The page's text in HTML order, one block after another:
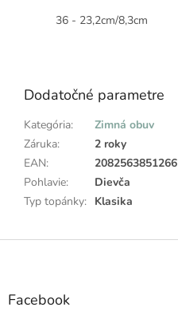
36 - 23,2cm/8,3cm
Dodatočné parametre
Kategória:
Zimná obuv
Záruka:
2 roky
EAN:
2082563851266
Pohlavie:
Dievča
Typ topánky: Klasika
Z
Facebook